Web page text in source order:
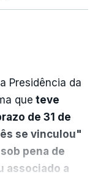
Presidência da
que teve
de 31 de
se vinculou"
pena de
associado a